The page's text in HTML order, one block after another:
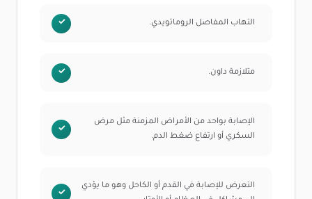
التهاب المفاصل الروماتويدي.
متلازمة داون.
الإصابة بواحد من الأمراض المزمنة مثل مرض
السكري أو ارتفاع ضغط الدم.
التعرض للإصابة في القدم أو الكاحل وهو ما يؤدي